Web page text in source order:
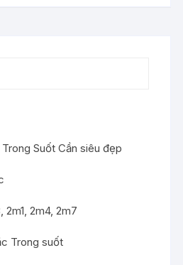
Suốt Cần siêu đẹp
2m1, 2m4, 2m7
Trong suốt